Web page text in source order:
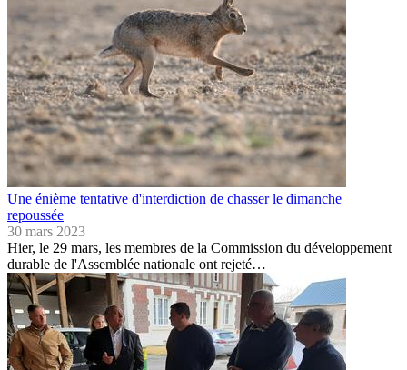
Une énième tentative d'interdiction de chasser le dimanche
repoussée
30 mars 2023
Hier, le 29 mars, les membres de la Commission du développement
durable de l'Assemblée nationale ont rejeté…